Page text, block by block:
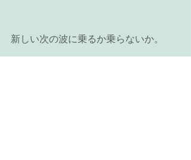
新しい次の波に乗るか乗らないか。